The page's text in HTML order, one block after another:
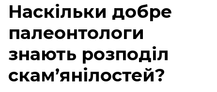
Наскільки добре
палеонтологи
знають розподіл
скам’янілостей?